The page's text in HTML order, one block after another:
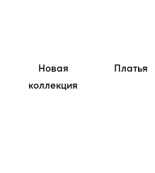
Новая
коллекция
Платья